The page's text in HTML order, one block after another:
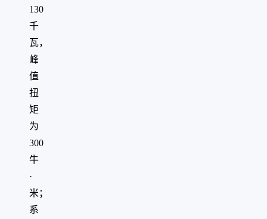
130
千
瓦，
峰
值
扭
矩
为
300
牛
·
米；
系